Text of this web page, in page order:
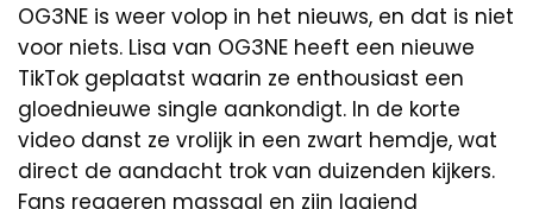
OG3NE is weer volop in het nieuws, en dat is niet
voor niets. Lisa van OG3NE heeft een nieuwe
TikTok geplaatst waarin ze enthousiast een
gloednieuwe single aankondigt. In de korte
video danst ze vrolijk in een zwart hemdje, wat
direct de aandacht trok van duizenden kijkers.
Fans reageren massaal en zijn laaiend